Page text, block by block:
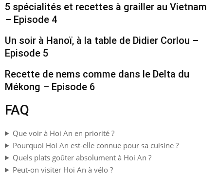
5 spécialités et recettes à grailler au Vietnam
– Episode 4
Un soir à Hanoï, à la table de Didier Corlou –
Episode 5
Recette de nems comme dans le Delta du
Mékong – Episode 6
FAQ
Que voir à Hoi An en priorité ?
Pourquoi Hoi An est-elle connue pour sa cuisine ?
Quels plats goûter absolument à Hoi An ?
Peut-on visiter Hoi An à vélo ?